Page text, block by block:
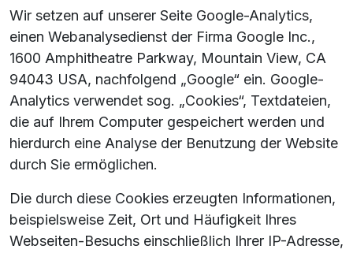
Wir setzen auf unserer Seite Google-Analytics,
einen Webanalysedienst der Firma Google Inc.,
1600 Amphitheatre Parkway, Mountain View, CA
94043 USA, nachfolgend „Google“ ein. Google-
Analytics verwendet sog. „Cookies“, Textdateien,
die auf Ihrem Computer gespeichert werden und
hierdurch eine Analyse der Benutzung der Website
durch Sie ermöglichen.
Die durch diese Cookies erzeugten Informationen,
beispielsweise Zeit, Ort und Häufigkeit Ihres
Webseiten-Besuchs einschließlich Ihrer IP-Adresse,